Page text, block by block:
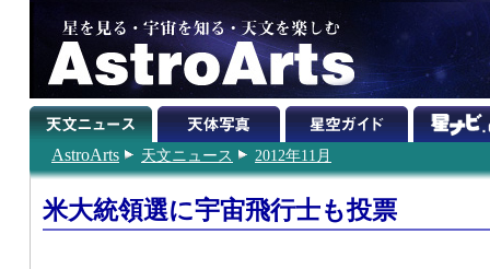
AstroArts 天文ニュース 2012年11月
米大統領選に宇宙飛行士も投票